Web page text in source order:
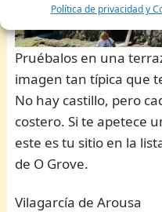
Política de privacidad y
Pruébalos en una
imagen tan típica que
No hay castillo, pero
costero. Si te apetece
este es tu sitio en la
de O Grove.
Vilagarcía de Arousa